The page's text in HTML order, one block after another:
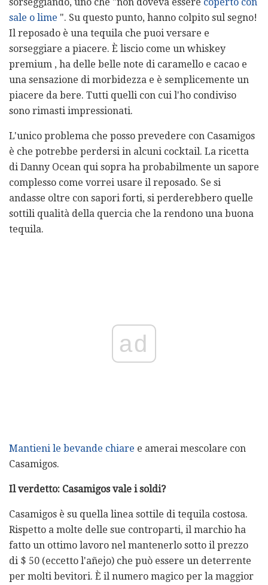
sale o lime ". Su questo punto, hanno colpito sul segno!
Il reposado è una tequila che puoi versare e
sorseggiare a piacere. È liscio come un whiskey
premium , ha delle belle note di caramello e cacao e
una sensazione di morbidezza e è semplicemente un
piacere da bere. Tutti quelli con cui l'ho condiviso
sono rimasti impressionati.
L'unico problema che posso prevedere con Casamigos
è che potrebbe perdersi in alcuni cocktail. La ricetta
di Danny Ocean qui sopra ha probabilmente un sapore
complesso come vorrei usare il reposado. Se si
andasse oltre con sapori forti, si perderebbero quelle
sottili qualità della quercia che la rendono una buona
tequila.
ad
Mantieni le bevande chiare e amerai mescolare con
Casamigos.
Il verdetto: Casamigos vale i soldi?
Casamigos è su quella linea sottile di tequila costosa.
Rispetto a molte delle sue controparti, il marchio ha
fatto un ottimo lavoro nel mantenerlo sotto il prezzo
di $ 50 (eccetto l'añejo) che può essere un deterrente
per molti bevitori. È il numero magico per la maggior